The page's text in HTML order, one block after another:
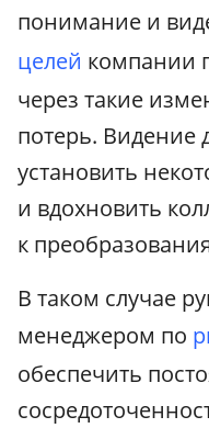
понимание и
целей компании
через такие
потерь. Видение
установить
и вдохновить
к
В таком случае
менеджером по
обеспечить